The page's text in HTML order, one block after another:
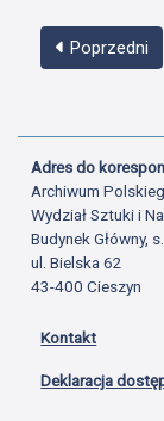
Poprzedni
Adres do
Archiwum
Wydział Sztuki i
Budynek Główny,
ul. Bielska 62
43-400 Cieszyn
Kontakt
Deklaracja